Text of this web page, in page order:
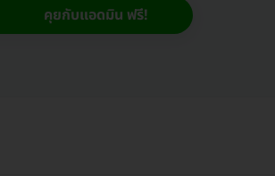
คุยกับแอดมิน ฟรี!